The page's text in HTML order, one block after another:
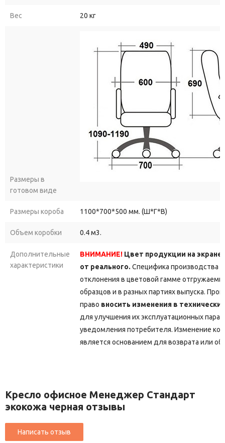
Вес 20 кг
Размеры в
готовом виде
Размеры короба 1100*700*500 мм. (Ш*Г*В)
Объем коробки 0.4 м3.
Дополнительные
характеристики
ВНИМАНИЕ! Цвет продукции на
от реального. Специфика производства
отклонения в цветовой гамме
образцов и в разных партиях выпуска.
право вносить изменения в
для улучшения их эксплуатационных
уведомления потребителя. Изменение
является основанием для возврата или
Кресло офисное Менеджер Стандарт
экокожа черная отзывы